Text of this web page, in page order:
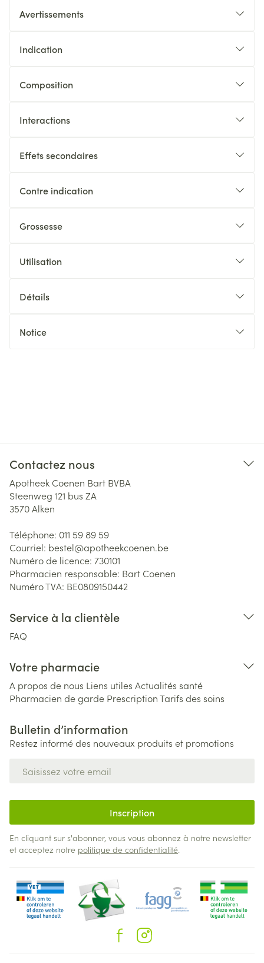
Avertissements
Indication
Composition
Interactions
Effets secondaires
Contre indication
Grossesse
Utilisation
Détails
Notice
Contactez nous
Apotheek Coenen Bart BVBA
Steenweg 121 bus ZA
3570Alken
Téléphone: 011 59 89 59
Courriel: bestel@apotheekcoenen.be
Numéro de licence: 730101
Pharmacien responsable: Bart Coenen
Numéro TVA: BE0809150442
Service à la clientèle
FAQ
Votre pharmacie
A propos de nous Liens utiles Actualités santé
Pharmacien de garde PrescriptionTarifs des soins
Bulletin d’information
Restez informé des nouveaux produits et promotions
Inscription
En cliquant sur s'abonner, vous vous abonnez à notre newsletter
et acceptez notre politique de confidentialité.